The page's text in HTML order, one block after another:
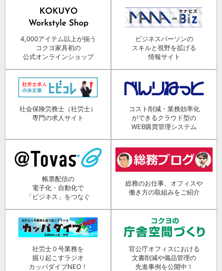
4,000アイテム以上が揃う
コクヨ家具初の
公式オンラインショップ
ビジネスパーソンの
スキルと視野を拡げる
情報サイト
社会保険労務士（社労士）
専門の求人サイト
コスト削減・業務効率化
ができるクラウド型の
WEB購買管理システム
帳票配信の
電子化・自動化で
「ビジネス」をつなぐ
総務のお仕事、オフィスや
働き方の取組みをご紹介
社労士０号業務を
掘り起こすラジオ
カッパダイブNEO！
官公庁オフィスにおける
文書削減や備品管理の
先進事例を公開中！